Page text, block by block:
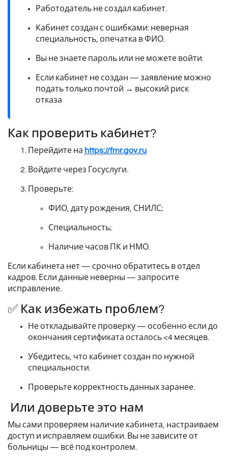
Работодатель не создал кабинет.
Кабинет создан с ошибками: неверная
специальность, опечатка в ФИО.
Вы не знаете пароль или не можете войти.
Если кабинет не создан — заявление можно
подать только почтой → высокий риск
отказа
Как проверить кабинет?
Перейдите на https://fmr.gov.ru
Войдите через Госуслуги.
Проверьте:
ФИО, дату рождения, СНИЛС;
Специальность;
Наличие часов ПК и НМО.
Если кабинета нет — срочно обратитесь в отдел
кадров. Если данные неверны — запросите
исправление.
✅ Как избежать проблем?
Не откладывайте проверку — особенно если до
окончания сертификата осталось <4 месяцев.
Убедитесь, что кабинет создан по нужной
специальности.
Проверьте корректность данных заранее.
Или доверьте это нам
Мы сами проверяем наличие кабинета, настраиваем
доступ и исправляем ошибки. Вы не зависите от
больницы — всё под контролем.